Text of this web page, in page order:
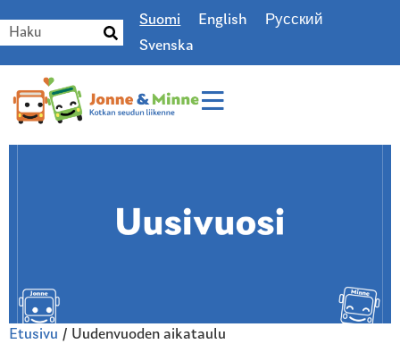
Suomi English
Русский
Svenska
Etusivu / Uudenvuoden aikataulu